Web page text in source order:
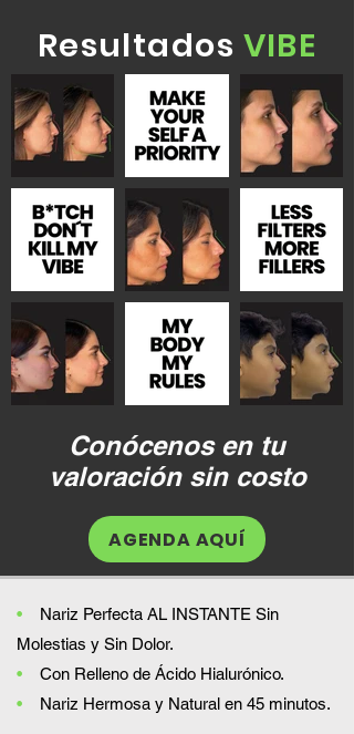
Resultados VIBE
Conócenos en tu
valoración sin costo
AGENDA AQUÍ
• Nariz Perfecta AL INSTANTE Sin
Molestias y Sin Dolor.
• Con Relleno de Ácido Hialurónico.
• Nariz Hermosa y Natural en 45 minutos.